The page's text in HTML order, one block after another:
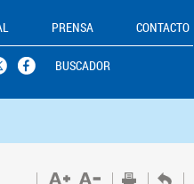
PRENSA CONTACTO
BUSCADOR